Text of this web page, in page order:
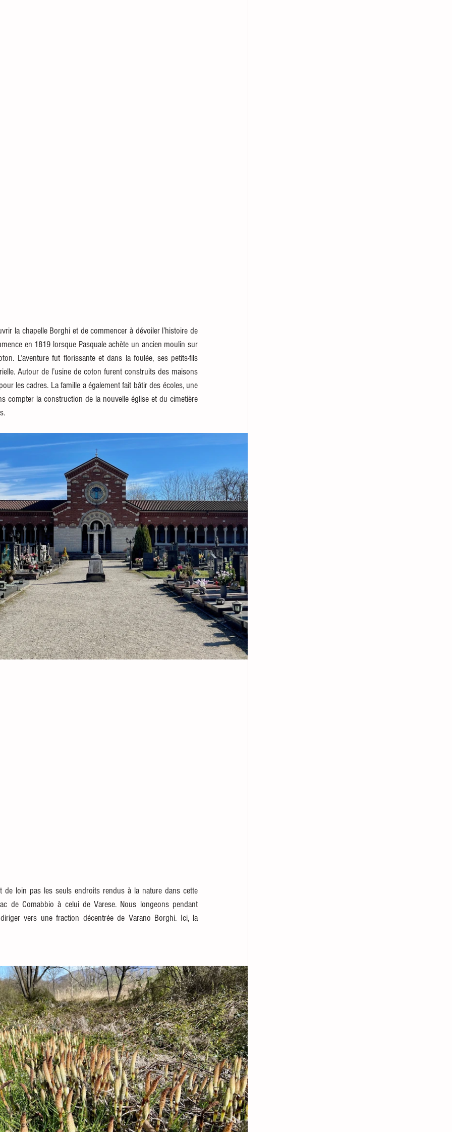
la chapelle Borghi et de commencer à dévoiler l’histoire de
en 1819 lorsque Pasquale achète un ancien moulin sur
L’aventure fut florissante et dans la foulée, ses petits-fils
Autour de l’usine de coton furent construits des maisons
les cadres. La famille a également fait bâtir des écoles, une
compter la construction de la nouvelle église et du cimetière
loin pas les seuls endroits rendus à la nature dans cette
de Comabbio à celui de Varese. Nous longeons pendant
vers une fraction décentrée de Varano Borghi. Ici, la